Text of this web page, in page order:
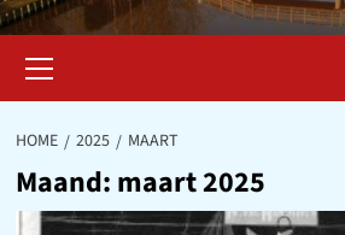
menu
HOME 2025 MAART
Maand: maart 2025